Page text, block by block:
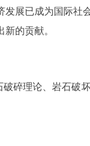
展已成为国际社
的贡献。
碎理论、岩石破